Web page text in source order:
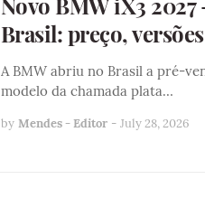
Brasil: preço,
A BMW abriu no Brasil a pré-
modelo da chamada plata…
by Mendes - Editor - July 28, 2026